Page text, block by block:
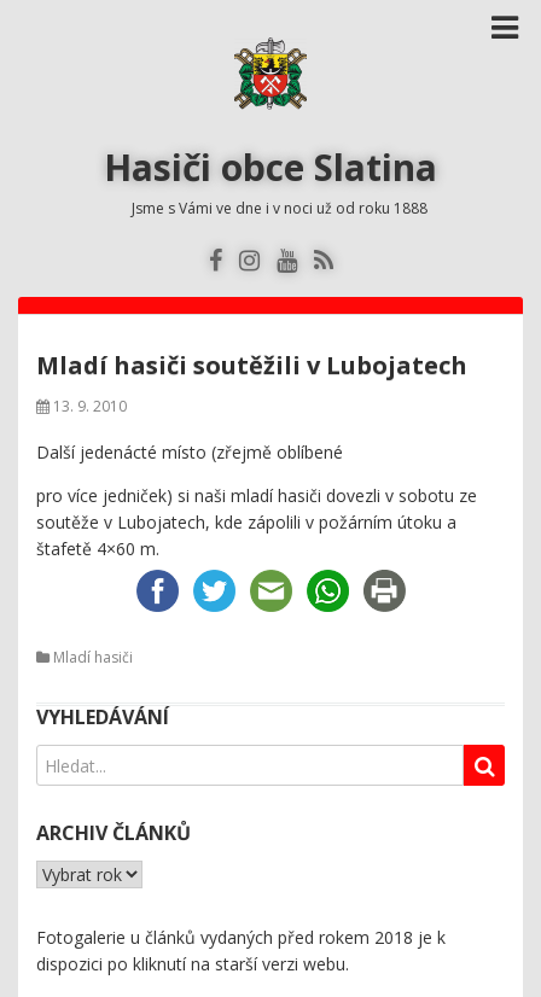
Hasiči obce Slatina
Jsme s Vámi ve dne i v noci už od roku 1888
Mladí hasiči soutěžili v Lubojatech
13. 9. 2010
Další jedenácté místo (zřejmě oblíbené
pro více jedniček) si naši mladí hasiči dovezli v sobotu ze
soutěže v Lubojatech, kde zápolili v požárním útoku a
štafetě 4×60 m.
Mladí hasiči
VYHLEDÁVÁNÍ
ARCHIV ČLÁNKŮ
Fotogalerie u článků vydaných před rokem 2018 je k
dispozici po kliknutí na starší verzi webu.